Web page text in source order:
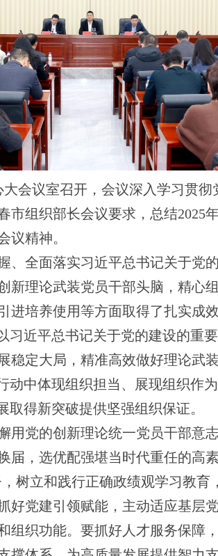
议室召开，会议深入学习贯彻
组织部长会议要求，总结2025
精神。
全面落实习近平总书记关于党
新理论武装党员干部头脑，精心
培养使用等方面取得了扎实成
习近平总书记关于党的建设的重
稳定大局，精准高效做好理论武
动中体现组织担当、展现组织作
得新突破提供坚强组织保证。
党的创新理论统一党员干部意
届，选优配强堪当时代重任的高
树立和践行正确政绩观学习教
好党建引领赋能，主动适应基层
组织功能。要抓好人才服务保障